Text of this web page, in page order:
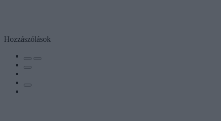
Hozzászólások